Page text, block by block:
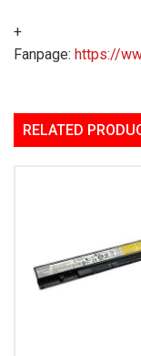
+
Fanpage: https://
RELATED